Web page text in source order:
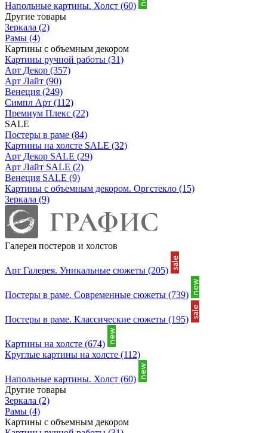
Напольные картины. Холст (60)
Другие товары
Зеркала (2)
Рамы (4)
Картины с объемным декором
Картины ручной работы (31)
Арт Декор (357)
Арт Лайт (90)
Венеция (249)
Симпл Арт (112)
Премиум Плекс (22)
SALE
Постеры в раме (84)
Картины на холсте SALE (32)
Арт Декор SALE (29)
Арт Лайт SALE (2)
Венеция SALE (9)
Картины с объемным декором. Оргстекло (15)
Зеркала (9)
Галерея постеров и холстов
Арт Галерея. Уникальные сюжеты (205)
Постеры в раме. Современные сюжеты (739)
Постеры в раме. Классические сюжеты (195)
Картины на холсте (674)
Круглые картины на холсте (112)
Напольные картины. Холст (60)
Другие товары
Зеркала (2)
Рамы (4)
Картины с объемным декором